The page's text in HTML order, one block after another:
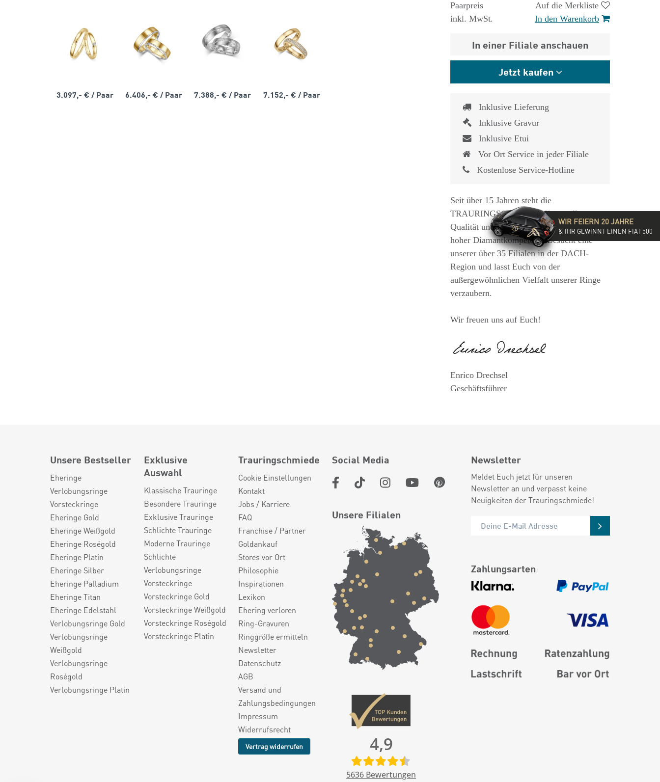
3.097,- € / Paar 6.406,- €/ Paar 7.388,- €/ Paar 7.152,- € / Paar
Paarpreis
inkl. MwSt.
Auf die Merkliste
In den Warenkorb
In einer Filiale anschauen
Jetzt kaufen
Inklusive Lieferung
Inklusive Gravur
Inklusive Etui
Vor Ort Service in jeder Filiale
Kostenlose Service-Hotline
Seit über 15 Jahren steht die
TRAURINGSCHMIEDE für exzellente
Qualität und hochwertige Beratung mit
hoher Diamantkompetenz. Besucht eine
unserer über 35 Filialen in der DACH-
Region und lasst Euch von der
außergewöhnlichen Vielfalt unserer Ringe
verzaubern.
Wir freuen uns auf Euch!
Enrico Drechsel
Geschäftsführer
Unsere Bestseller
Eheringe
Verlobungsringe
Vorsteckringe
Eheringe Gold
Eheringe Weißgold
Eheringe Roségold
Eheringe Platin
Eheringe Silber
Eheringe Palladium
Eheringe Titan
Eheringe Edelstahl
Verlobungsringe Gold
Verlobungsringe
Weißgold
Verlobungsringe
Roségold
Verlobungsringe Platin
Exklusive
Auswahl
Klassische Trauringe
Besondere Trauringe
Exklusive Trauringe
Schlichte Trauringe
Moderne Trauringe
Schlichte
Verlobungsringe
Vorsteckringe
Vorsteckringe Gold
Vorsteckringe Weißgold
Vorsteckringe Roségold
Vorsteckringe Platin
Trauringschmiede
Cookie Einstellungen
Kontakt
Jobs / Karriere
FAQ
Franchise / Partner
Goldankauf
Stores vor Ort
Philosophie
Inspirationen
Lexikon
Ehering verloren
Ring-Gravuren
Ringgröße ermitteln
Newsletter
Datenschutz
AGB
Versand und
Zahlungsbedingungen
Impressum
Widerrufsrecht
Vertrag widerrufen
Social Media
Unsere Filialen
4,9
5636 Bewertungen
Newsletter
Meldet Euch jetzt für unseren
Newsletter an und verpasst keine
Neuigkeiten der Trauringschmiede!
Zahlungsarten
WIR FEIERN 20 JAHRE
& IHR GEWINNT EINEN FIAT 500